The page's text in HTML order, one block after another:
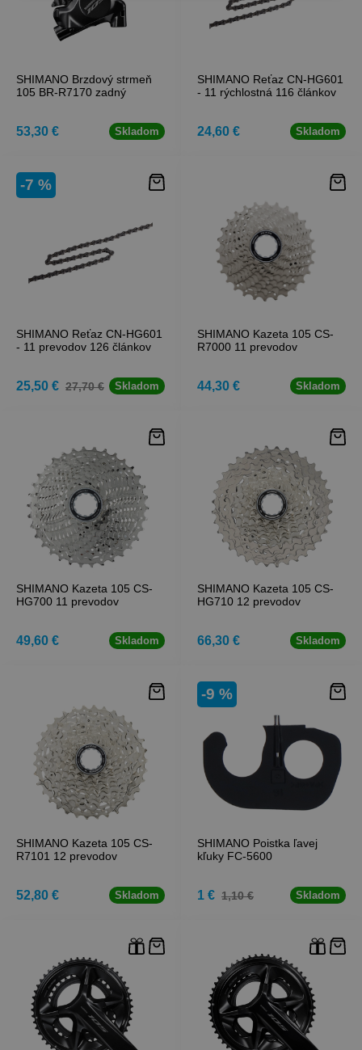
SHIMANO Brzdový strmeň
105 BR-R7170 zadný
53,30 € Skladom
SHIMANO Reťaz CN-HG601
- 11 rýchlostná 116 článkov
24,60 € Skladom
SHIMANO Reťaz CN-HG601
- 11 prevodov 126 článkov
-7 %
25,50 € 27,70 € Skladom
SHIMANO Kazeta 105 CS-
R7000 11 prevodov
44,30 € Skladom
SHIMANO Kazeta 105 CS-
HG700 11 prevodov
49,60 € Skladom
SHIMANO Kazeta 105 CS-
HG710 12 prevodov
66,30 € Skladom
SHIMANO Kazeta 105 CS-
R7101 12 prevodov
52,80 € Skladom
SHIMANO Poistka ľavej
kľuky FC-5600
-9 %
1 € 1,10 € Skladom